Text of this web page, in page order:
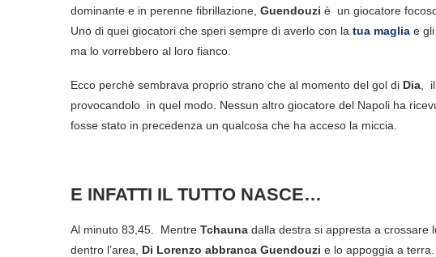
dominante e in perenne fibrillazione, Guendouzi è un giocatore
Uno di quei giocatori che speri sempre di averlo con la tua maglia e
ma lo vorrebbero al loro fianco.
Ecco perchè sembrava proprio strano che al momento del gol di Dia ,
provocandolo in quel modo. Nessun altro giocatore del Napoli ha
fosse stato in precedenza un qualcosa che ha acceso la miccia.
E INFATTI IL TUTTO NASCE…
Al minuto 83,45. Mentre Tchauna dalla destra si appresta a crossare
dentro l’area, Di Lorenzo abbranca Guendouzi e lo appoggia a terra.